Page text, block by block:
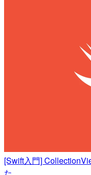
[Swift入門]